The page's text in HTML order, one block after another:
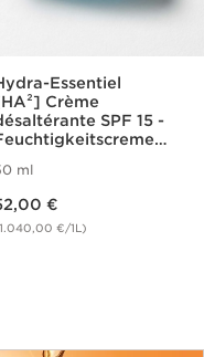
Essentiel
Crème
SPF 15 -
ml
€
€/1L)